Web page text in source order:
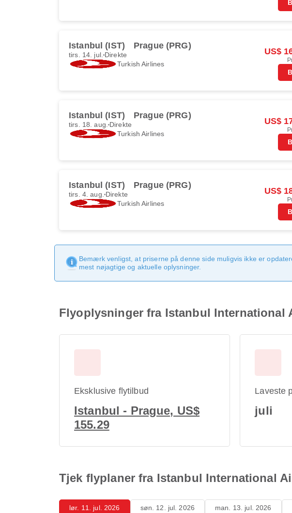
Istanbul (IST) Prague (PRG)
tirs. 14. jul. Direkte
Turkish Airlines
US$
Istanbul (IST) Prague (PRG)
tirs. 18. aug. Direkte
Turkish Airlines
US$
Istanbul (IST) Prague (PRG)
tirs. 4. aug. Direkte
Turkish Airlines
US$
Bemærk venligst, at priserne på denne side muligvis ikke er
mest nøjagtige og aktuelle oplysninger.
Flyoplysninger fra Istanbul International
Eksklusive flytilbud
Istanbul - Prague, US$
155.29
Laveste
juli
Tjek flyplaner fra Istanbul International
lør. 11. jul. 2026 søn. 12. jul. 2026 man. 13. jul. 2026